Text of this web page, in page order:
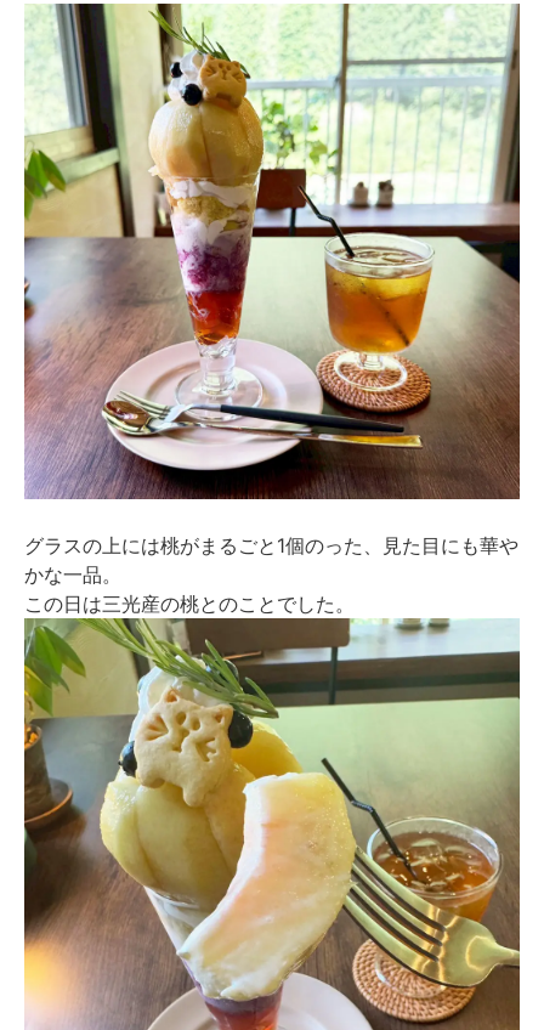
グラスの上には桃がまるごと1個のった、見た目にも華や
かな一品。
この日は三光産の桃とのことでした。